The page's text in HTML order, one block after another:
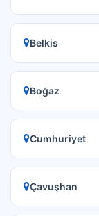
Belkis
Boğaz
Cumhuriyet
Çavuşhan